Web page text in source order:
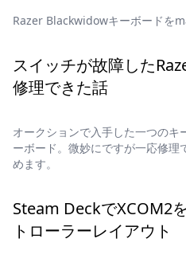
Razer Blackwidowキーボードを
スイッチが故障した
修理できた話
オークションで入手した一つのキ
ーボード。微妙にですが一応修理
めます。
Steam DeckでXCOM2
トローラーレイアウト